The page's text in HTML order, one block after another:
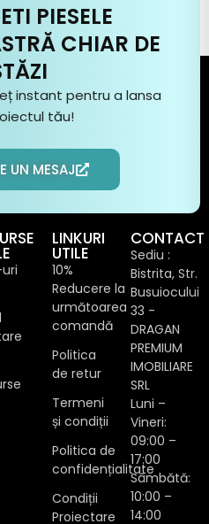
PIESELE
CHIAR DE
instant pentru a lansa
tău!
UN MESAJ
LINKURI
UTILE
10%
Reducere la
următoarea
comandă
Politica
de retur
Termeni
și condiții
Politica de
confidențialitate
Condiții
Proiectare
CONTACT
Sediu :
Bistrita, Str.
Busuiocului
33 -
DRAGAN
PREMIUM
IMOBILIARE
SRL
Luni –
Vineri:
09:00 –
17:00
Sâmbătă:
10:00 –
14:00